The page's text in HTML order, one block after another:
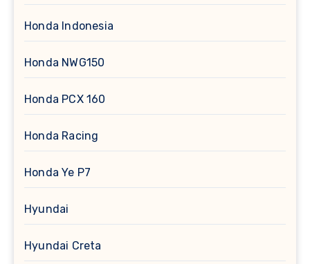
Honda Indonesia
Honda NWG150
Honda PCX 160
Honda Racing
Honda Ye P7
Hyundai
Hyundai Creta